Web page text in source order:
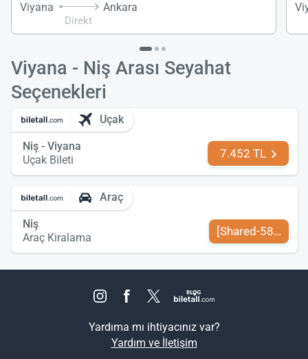
Viyana
Direkt
Ankara
Viyana - Niş Arası Seyahat
Seçenekleri
Uçak
Niş - Viyana
Uçak Bileti
7.452 TL
Araç
Niş
Araç Kiralama
[Shared-589-tr-
Yardıma mı ihtiyacınız var?
Yardım ve İletişim